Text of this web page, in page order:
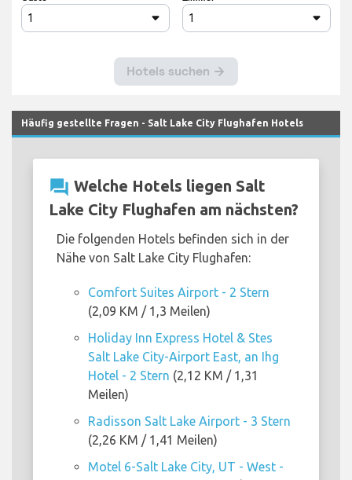
Häufig gestellte Fragen - Salt Lake City Flughafen Hotels
question_answer Welche Hotels liegen Salt
Lake City Flughafen am nächsten?
Die folgenden Hotels befinden sich in der
Nähe von Salt Lake City Flughafen:
Comfort Suites Airport - 2 Stern
(2,09 KM / 1,3 Meilen)
Holiday Inn Express Hotel & Stes
Salt Lake City-Airport East, an Ihg
Hotel - 2 Stern (2,12 KM / 1,31
Meilen)
Radisson Salt Lake Airport - 3 Stern
(2,26 KM / 1,41 Meilen)
Motel 6-Salt Lake City, UT - West -